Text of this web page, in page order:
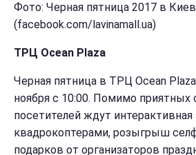
Фото: Черная пятница 2017 в
(facebook.com/lavinamall.ua)
ТРЦ Ocean Plaza
Черная пятница в ТРЦ Ocean
ноября с 10:00. Помимо приятных
посетителей ждут
квадрокоптерами, розыгрыш
подарков от организаторов